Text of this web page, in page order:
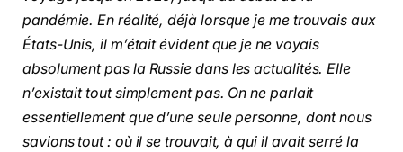
pandémie. En réalité, déjà lorsque je me trouvais aux
États-Unis, il m’était évident que je ne voyais
absolument pas la Russie dans les actualités. Elle
n’existait tout simplement pas. On ne parlait
essentiellement que d’une seule personne, dont nous
savions tout : où il se trouvait, à qui il avait serré la